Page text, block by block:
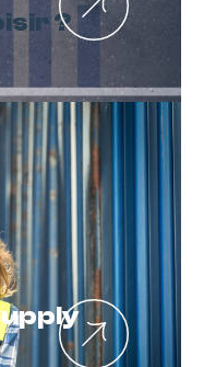
?